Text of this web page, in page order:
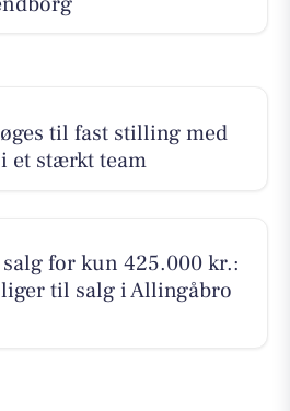
til fast stilling med
et stærkt team
for kun 425.000 kr.:
til salg i Allingåbro